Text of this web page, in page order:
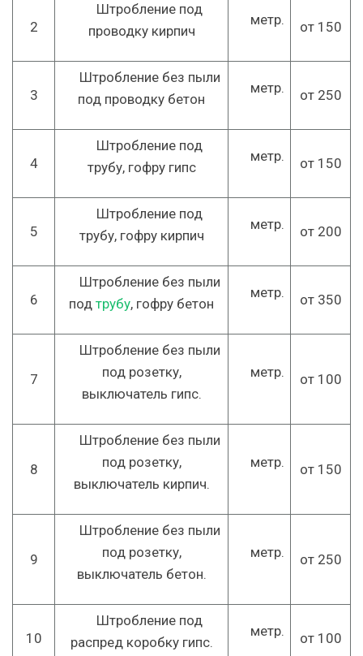
2
Штробление под
проводку кирпич
метр. от 150
3
Штробление без пыли
под проводку бетон
метр. от 250
4
Штробление под
трубу, гофру гипс
метр. от 150
5
Штробление под
трубу, гофру кирпич
метр. от 200
6
Штробление без пыли
под трубу, гофру бетон
метр. от 350
7
Штробление без пыли
под розетку,
выключатель гипс.
метр. от 100
8
Штробление без пыли
под розетку,
выключатель кирпич.
метр. от 150
9
Штробление без пыли
под розетку,
выключатель бетон.
метр. от 250
10
Штробление под
распред коробку гипс.
метр. от 100